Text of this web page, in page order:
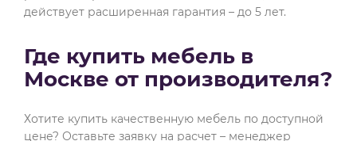
действует расширенная гарантия – до 5 лет.
Где купить мебель в
Москве от производителя?
Хотите купить качественную мебель по доступной
цене? Оставьте заявку на расчет – менеджер